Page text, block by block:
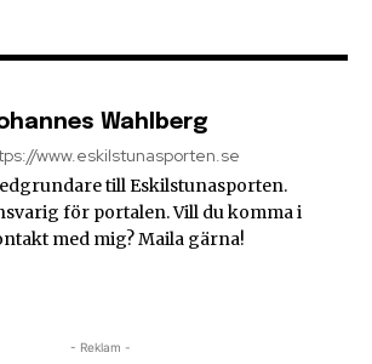
Wahlberg
www.eskilstunasporten.se
till Eskilstunasporten.
för portalen. Vill du komma i
med mig? Maila gärna!
- Reklam -